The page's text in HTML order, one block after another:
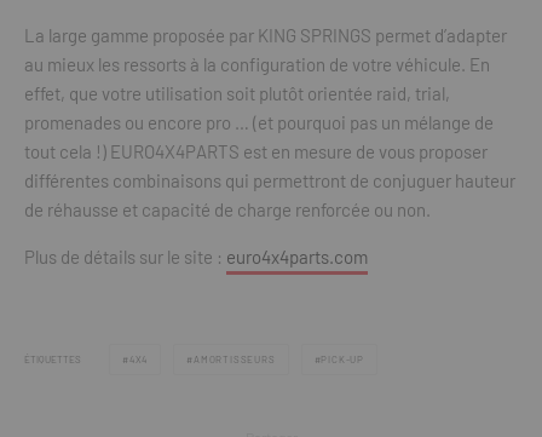
La large gamme proposée par KING SPRINGS permet d’adapter
au mieux les ressorts à la configuration de votre véhicule. En
effet, que votre utilisation soit plutôt orientée raid, trial,
promenades ou encore pro … (et pourquoi pas un mélange de
tout cela !) EURO4X4PARTS est en mesure de vous proposer
différentes combinaisons qui permettront de conjuguer hauteur
de réhausse et capacité de charge renforcée ou non.
Plus de détails sur le site : euro4x4parts.com
ÉTIQUETTES 4X4 AMORTISSEURS PICK-UP